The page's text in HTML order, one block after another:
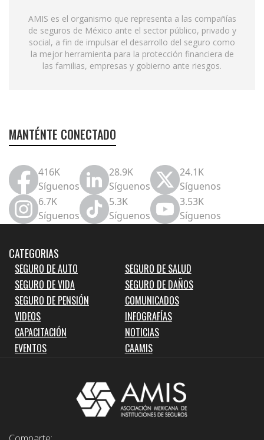
AMIS es el organismo que representa a las compañías
de seguros de México ante el sector público, privado y
social, a fin de impulsar el desarrollo del seguro como
la mejor herramienta para la protección financiera de
las familias, empresas y gobierno ante riesgos.
MANTÉNTE CONECTADO
416K
Síguenos
28.9K
Síguenos
24.1K
Síguenos
6.7K
Síguenos
5.3K
Síguenos
3.53K
Síguenos
CATEGORIAS
SEGURO DE AUTO
SEGURO DE SALUD
SEGURO DE VIDA
SEGURO DE DAÑOS
SEGURO DE PENSIÓN
COMUNICADOS
VIDEOS
INFOGRAFÍAS
CAPACITACIÓN
NOTICIAS
EVENTOS
CAAMIS